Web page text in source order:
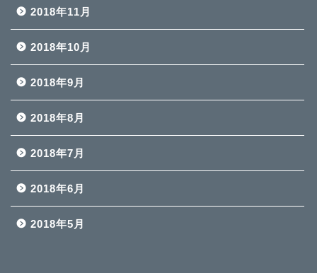
2018年11月
2018年10月
2018年9月
2018年8月
2018年7月
2018年6月
2018年5月